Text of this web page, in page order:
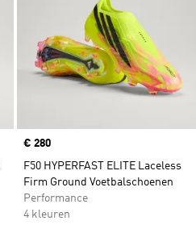
Price
€ 280
F50 HYPERFAST ELITE Laceless
Firm Ground Voetbalschoenen
Performance
4 kleuren